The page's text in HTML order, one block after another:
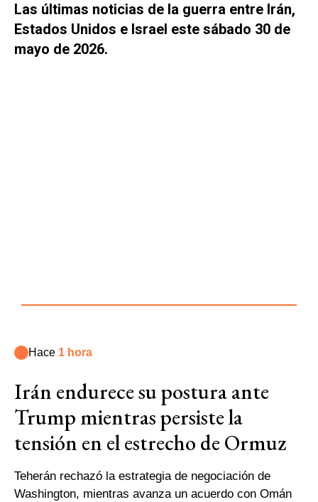
Las últimas noticias de la guerra entre Irán,
Estados Unidos e Israel este sábado 30 de
mayo de 2026.
Hace 1 hora
Irán endurece su postura ante
Trump mientras persiste la
tensión en el estrecho de Ormuz
Teherán rechazó la estrategia de negociación de
Washington, mientras avanza un acuerdo con Omán